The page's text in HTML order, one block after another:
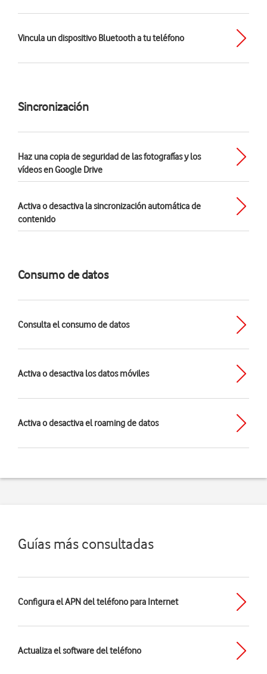
Vincula un dispositivo Bluetooth a tu teléfono
Sincronización
Haz una copia de seguridad de las fotografías y los
vídeos en Google Drive
Activa o desactiva la sincronización automática de
contenido
Consumo de datos
Consulta el consumo de datos
Activa o desactiva los datos móviles
Activa o desactiva el roaming de datos
Guías más consultadas
Configura el APN del teléfono para Internet
Actualiza el software del teléfono